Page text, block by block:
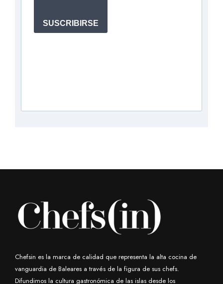
SUSCRIBIRSE
Chefsin es la marca de calidad que representa la alta cocina de
vanguardia de Baleares a través de la figura de sus chefs.
Difundimos la cultura gastronómica de las islas desde los